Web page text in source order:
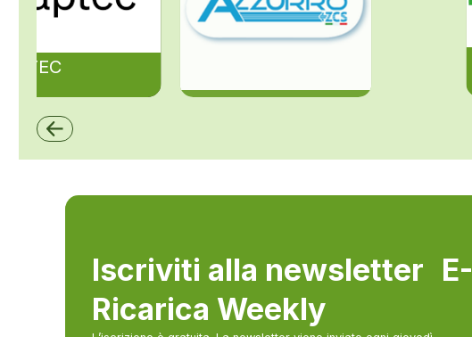
ZCS Azzurro
Iscriviti alla newsletter E-
Ricarica Weekly